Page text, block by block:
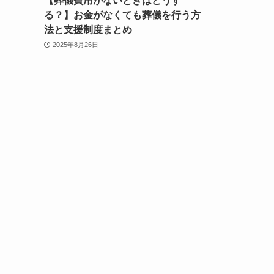
る？】お金がなくても葬儀を行う方
法と支援制度まとめ
2025年8月26日